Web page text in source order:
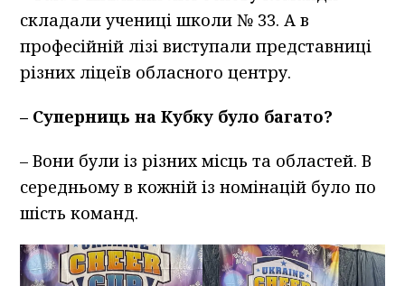
складали учениці школи № 33. А в
професійній лізі виступали представниці
різних ліцеїв обласного центру.
– Суперниць на Кубку було багато?
– Вони були із різних місць та областей. В
середньому в кожній із номінацій було по
шість команд.